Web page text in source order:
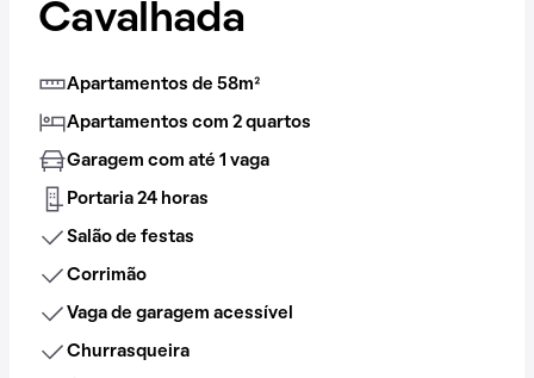
Cavalhada
Apartamentos de 58m²
Apartamentos com 2 quartos
Garagem com até 1 vaga
Portaria 24 horas
Salão de festas
Corrimão
Vaga de garagem acessível
Churrasqueira